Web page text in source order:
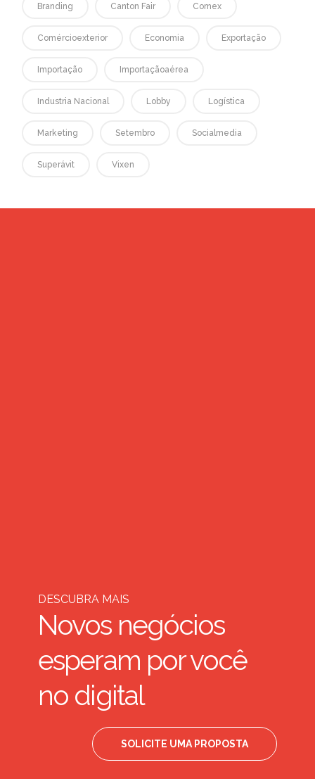
Branding Canton Fair Comex
Comércioexterior Economia Exportação
Importação Importaçãoaérea
Industria Nacional Lobby Logística
Marketing Setembro Socialmedia
Superávit Vixen
DESCUBRA MAIS
Novos negócios
esperam por você
no digital
SOLICITE UMA PROPOSTA